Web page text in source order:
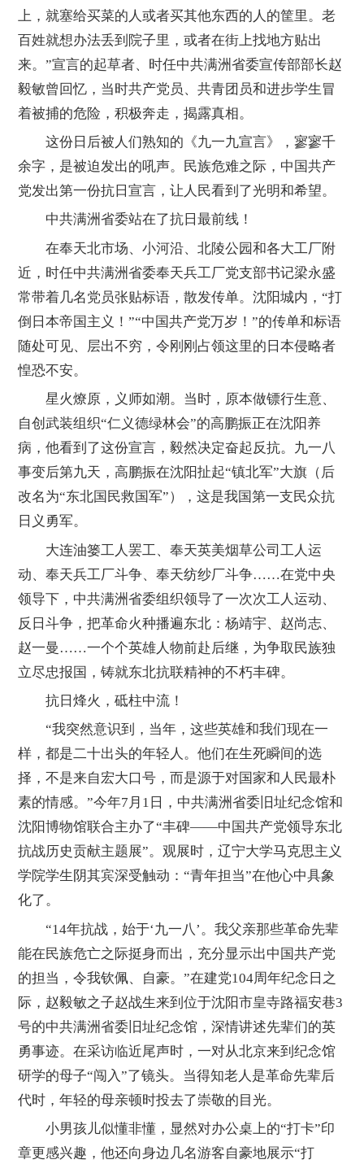
上，就塞给买菜的人或者买其他东西的人的筐里。老
百姓就想办法丢到院子里，或者在街上找地方贴出
来。”宣言的起草者、时任中共满洲省委宣传部部长赵
毅敏曾回忆，当时共产党员、共青团员和进步学生冒
着被捕的危险，积极奔走，揭露真相。
这份日后被人们熟知的《九一九宣言》，寥寥千
余字，是被迫发出的吼声。民族危难之际，中国共产
党发出第一份抗日宣言，让人民看到了光明和希望。
中共满洲省委站在了抗日最前线！
在奉天北市场、小河沿、北陵公园和各大工厂附
近，时任中共满洲省委奉天兵工厂党支部书记梁永盛
常带着几名党员张贴标语，散发传单。沈阳城内，“打
倒日本帝国主义！”“中国共产党万岁！”的传单和标语
随处可见、层出不穷，令刚刚占领这里的日本侵略者
惶恐不安。
星火燎原，义师如潮。当时，原本做镖行生意、
自创武装组织“仁义德绿林会”的高鹏振正在沈阳养
病，他看到了这份宣言，毅然决定奋起反抗。九一八
事变后第九天，高鹏振在沈阳扯起“镇北军”大旗（后
改名为“东北国民救国军”），这是我国第一支民众抗
日义勇军。
大连油篓工人罢工、奉天英美烟草公司工人运
动、奉天兵工厂斗争、奉天纺纱厂斗争……在党中央
领导下，中共满洲省委组织领导了一次次工人运动、
反日斗争，把革命火种播遍东北：杨靖宇、赵尚志、
赵一曼……一个个英雄人物前赴后继，为争取民族独
立尽忠报国，铸就东北抗联精神的不朽丰碑。
抗日烽火，砥柱中流！
“我突然意识到，当年，这些英雄和我们现在一
样，都是二十出头的年轻人。他们在生死瞬间的选
择，不是来自宏大口号，而是源于对国家和人民最朴
素的情感。”今年7月1日，中共满洲省委旧址纪念馆和
沈阳博物馆联合主办了“丰碑——中国共产党领导东北
抗战历史贡献主题展”。观展时，辽宁大学马克思主义
学院学生阴其宾深受触动：“青年担当”在他心中具象
化了。
“14年抗战，始于‘九一八’。我父亲那些革命先辈
能在民族危亡之际挺身而出，充分显示出中国共产党
的担当，令我钦佩、自豪。”在建党104周年纪念日之
际，赵毅敏之子赵战生来到位于沈阳市皇寺路福安巷3
号的中共满洲省委旧址纪念馆，深情讲述先辈们的英
勇事迹。在采访临近尾声时，一对从北京来到纪念馆
研学的母子“闯入”了镜头。当得知老人是革命先辈后
代时，年轻的母亲顿时投去了崇敬的目光。
小男孩儿似懂非懂，显然对办公桌上的“打卡”印
章更感兴趣，他还向身边几名游客自豪地展示“打